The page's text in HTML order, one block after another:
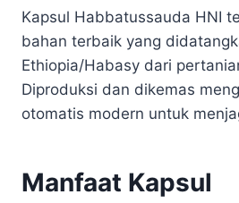
Kapsul Habbatussauda HNI
bahan terbaik yang
Ethiopia/Habasy dari
Diproduksi dan dikemas
otomatis modern untuk
Manfaat Kapsul